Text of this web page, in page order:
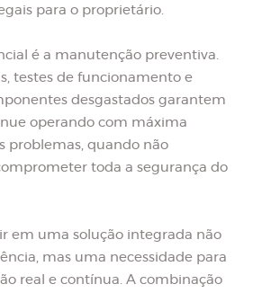
para o proprietário.
é a manutenção preventiva.
testes de funcionamento e
desgastados garantem
operando com máxima
problemas, quando não
toda a segurança do
em uma solução integrada não
mas uma necessidade para
real e contínua. A combinação